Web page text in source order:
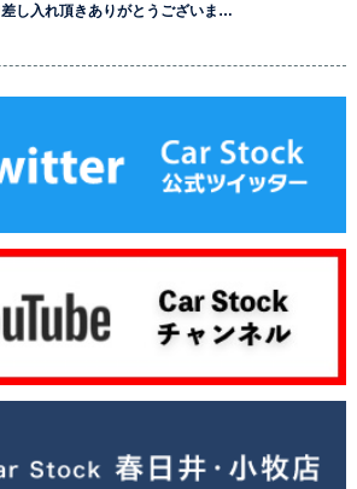
差し入れ頂きありがとうございま…